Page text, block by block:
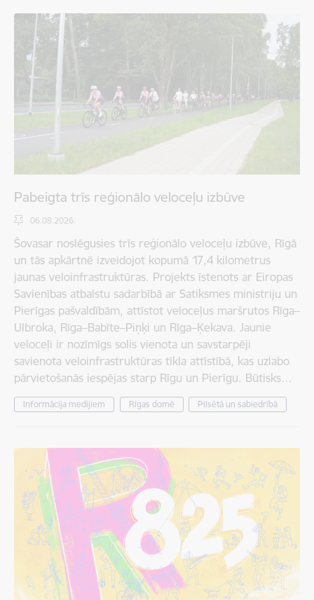
Pabeigta trīs reģionālo veloceļu izbūve
06.08.2026.
Šovasar noslēgusies trīs reģionālo veloceļu izbūve, Rīgā
un tās apkārtnē izveidojot kopumā 17,4 kilometrus
jaunas veloinfrastruktūras. Projekts īstenots ar Eiropas
Savienības atbalstu sadarbībā ar Satiksmes ministriju un
Pierīgas pašvaldībām, attīstot veloceļus maršrutos Rīga–
Ulbroka, Rīga–Babīte–Piņķi un Rīga–Ķekava. Jaunie
veloceļi ir nozīmīgs solis vienota un savstarpēji
savienota veloinfrastruktūras tīkla attīstībā, kas uzlabo
pārvietošanās iespējas starp Rīgu un Pierīgu. Būtisks…
Informācija medijiem Rīgas domē Pilsētā un sabiedrībā